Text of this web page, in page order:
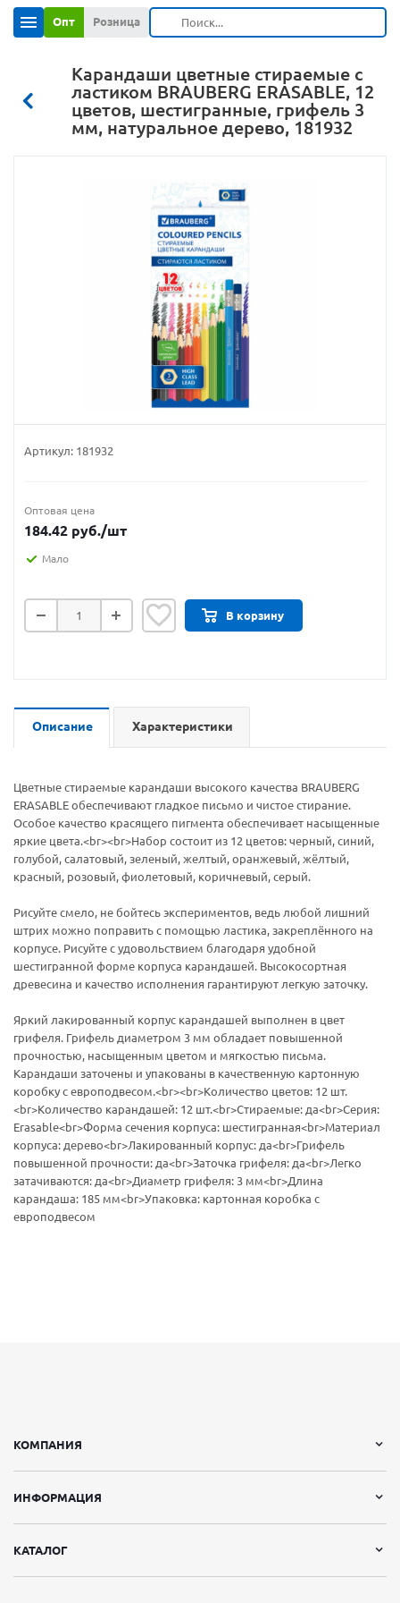
Опт Розница
Карандаши цветные стираемые с
ластиком BRAUBERG ERASABLE, 12
цветов, шестигранные, грифель 3
мм, натуральное дерево, 181932
Артикул: 181932
Оптовая цена
184.42 руб./шт
Мало
В корзину
Описание Характеристики
Цветные стираемые карандаши высокого качества BRAUBERG
ERASABLE обеспечивают гладкое письмо и чистое стирание.
Особое качество красящего пигмента обеспечивает насыщенные
яркие цвета.<br><br>Набор состоит из 12 цветов: черный, синий,
голубой, салатовый, зеленый, желтый, оранжевый, жёлтый,
красный, розовый, фиолетовый, коричневый, серый.
Рисуйте смело, не бойтесь экспериментов, ведь любой лишний
штрих можно поправить с помощью ластика, закреплённого на
корпусе. Рисуйте с удовольствием благодаря удобной
шестигранной форме корпуса карандашей. Высокосортная
древесина и качество исполнения гарантируют легкую заточку.
Яркий лакированный корпус карандашей выполнен в цвет
грифеля. Грифель диаметром 3 мм обладает повышенной
прочностью, насыщенным цветом и мягкостью письма.
Карандаши заточены и упакованы в качественную картонную
коробку с европодвесом.<br><br>Количество цветов: 12 шт.
<br>Количество карандашей: 12 шт.<br>Cтираемые: да<br>Серия:
Erasable<br>Форма сечения корпуса: шестигранная<br>Материал
корпуса: дерево<br>Лакированный корпус: да<br>Грифель
повышенной прочности: да<br>Заточка грифеля: да<br>Легко
затачиваются: да<br>Диаметр грифеля: 3 мм<br>Длина
карандаша: 185 мм<br>Упаковка: картонная коробка c
европодвесом
КОМПАНИЯ
ИНФОРМАЦИЯ
КАТАЛОГ